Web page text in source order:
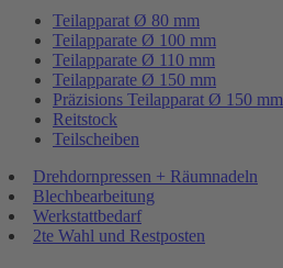
Teilapparat Ø 80 mm
Teilapparate Ø 100 mm
Teilapparate Ø 110 mm
Teilapparate Ø 150 mm
Präzisions Teilapparat Ø 150 mm
Reitstock
Teilscheiben
Drehdornpressen + Räumnadeln
Blechbearbeitung
Werkstattbedarf
2te Wahl und Restposten